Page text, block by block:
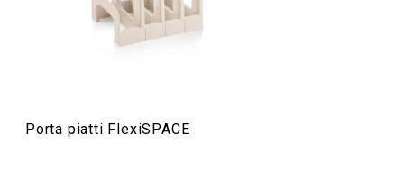
Porta piatti FlexiSPACE